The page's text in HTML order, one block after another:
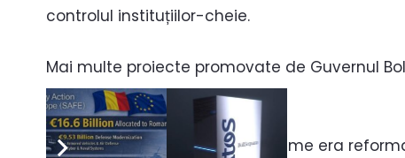
controlul instituțiilor-cheie.
Mai multe proiecte promovate de Guvernul
intangibile de ani întregi.
Una dintre cele mai sensibile teme era